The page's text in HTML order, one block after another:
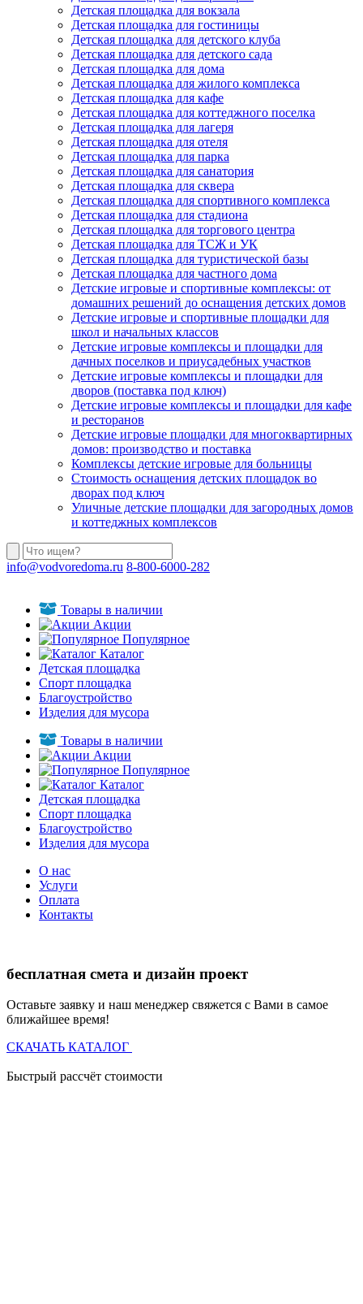
Детская площадка для вокзала
Детская площадка для гостиницы
Детская площадка для детского клуба
Детская площадка для детского сада
Детская площадка для дома
Детская площадка для жилого комплекса
Детская площадка для кафе
Детская площадка для коттеджного поселка
Детская площадка для лагеря
Детская площадка для отеля
Детская площадка для парка
Детская площадка для санатория
Детская площадка для сквера
Детская площадка для спортивного комплекса
Детская площадка для стадиона
Детская площадка для торгового центра
Детская площадка для ТСЖ и УК
Детская площадка для туристической базы
Детская площадка для частного дома
Детские игровые и спортивные комплексы: от
домашних решений до оснащения детских домов
Детские игровые и спортивные площадки для
школ и начальных классов
Детские игровые комплексы и площадки для
дачных поселков и приусадебных участков
Детские игровые комплексы и площадки для
дворов (поставка под ключ)
Детские игровые комплексы и площадки для кафе
и ресторанов
Детские игровые площадки для многоквартирных
домов: производство и поставка
Комплексы детские игровые для больницы
Стоимость оснащения детских площадок во
дворах под ключ
Уличные детские площадки для загородных домов
и коттеджных комплексов
info@vodvoredoma.ru 8-800-6000-282
Товары в наличии
Акции
Популярное
Каталог
Детская площадка
Спорт площадка
Благоустройство
Изделия для мусора
Товары в наличии
Акции
Популярное
Каталог
Детская площадка
Спорт площадка
Благоустройство
Изделия для мусора
О нас
Услуги
Оплата
Контакты
бесплатная смета и дизайн проект
Оставьте заявку и наш менеджер свяжется с Вами в самое
ближайшее время!
СКАЧАТЬ КАТАЛОГ
Быстрый рассчёт стоимости